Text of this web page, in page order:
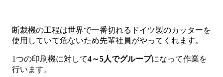
断裁機の工程は世界で一番切れるドイツ製のカッターを
使用していて危ないため先輩社員がやってくれます。
1つの印刷機に対して4～5人でグループになって作業を
行います。